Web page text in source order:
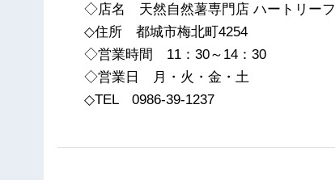
◇店名 天然自然薯専門店 ハートリーフ
◇住所 都城市梅北町4254
◇営業時間 11：30～14：30
◇営業日 月・火・金・土
◇TEL 0986-39-1237